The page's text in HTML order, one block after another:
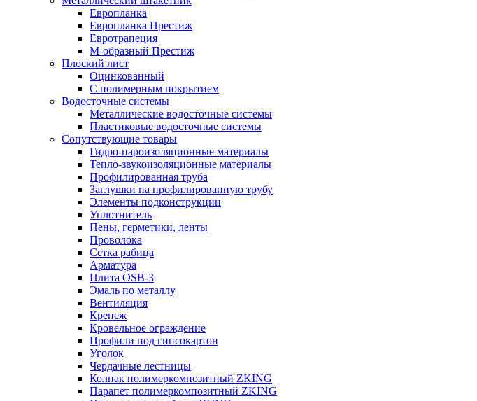
Европланка
Европланка Престиж
Евротрапеция
М-образный Престиж
Плоский лист
Оцинкованный
С полимерным покрытием
Водосточные системы
Металлические водосточные системы
Пластиковые водосточные системы
Сопутствующие товары
Гидро-пароизоляционные материалы
Тепло-звукоизоляционные материалы
Профилированная труба
Заглушки на профилированную трубу
Элементы подконструкции
Уплотнитель
Пены, герметики, ленты
Проволока
Сетка рабица
Арматура
Плита OSB-3
Эмаль по металлу
Вентиляция
Крепеж
Кровельное ограждение
Профили под гипсокартон
Уголок
Чердачные лестницы
Колпак полимеркомпозитный ZKING
Парапет полимеркомпозитный ZKING